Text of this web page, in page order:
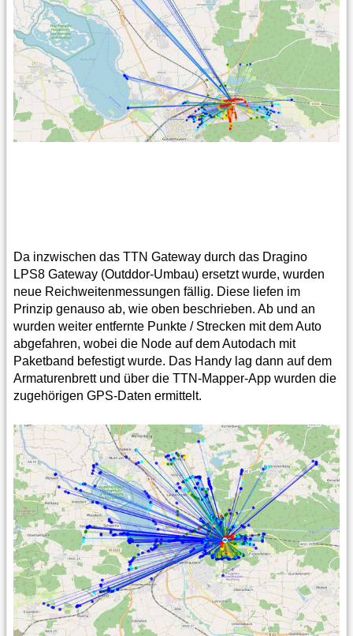
Da inzwischen das TTN Gateway durch das Dragino
LPS8 Gateway (Outddor-Umbau) ersetzt wurde, wurden
neue Reichweitenmessungen fällig. Diese liefen im
Prinzip genauso ab, wie oben beschrieben. Ab und an
wurden weiter entfernte Punkte / Strecken mit dem Auto
abgefahren, wobei die Node auf dem Autodach mit
Paketband befestigt wurde. Das Handy lag dann auf dem
Armaturenbrett und über die TTN-Mapper-App wurden die
zugehörigen GPS-Daten ermittelt.